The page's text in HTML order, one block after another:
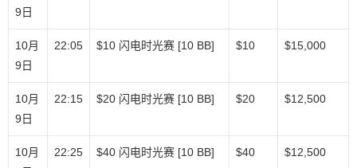
9日
10月
9日
22:05 $10 闪电时光赛 [10 BB] $10 $15,000
10月
9日
22:15 $20 闪电时光赛 [10 BB] $20 $12,500
10月
22:25 $40 闪电时光赛 [10 BB] $40 $12,500